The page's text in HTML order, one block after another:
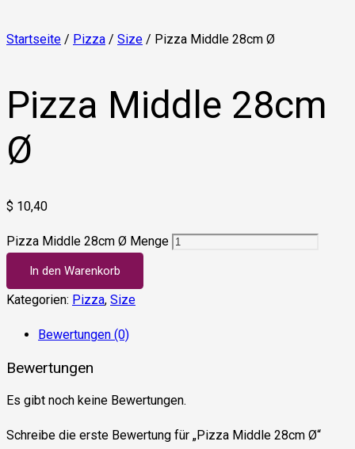
Startseite / Pizza / Size / Pizza Middle 28cm Ø
Pizza Middle 28cm
Ø
$ 10,40
Pizza Middle 28cm Ø Menge
In den Warenkorb
Kategorien: Pizza, Size
Bewertungen (0)
Bewertungen
Es gibt noch keine Bewertungen.
Schreibe die erste Bewertung für „Pizza Middle 28cm Ø“